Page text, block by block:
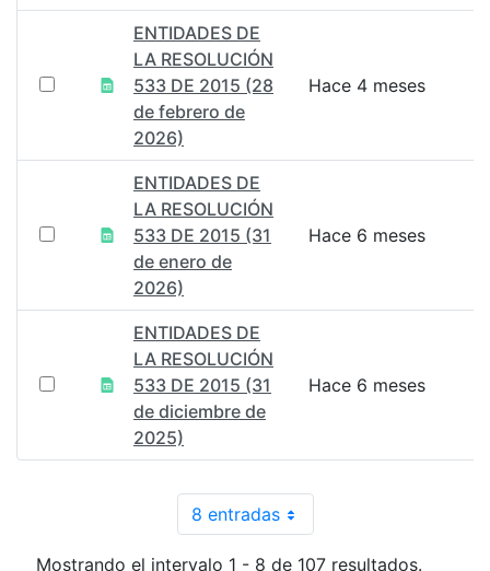
ENTIDADES DE
LA RESOLUCIÓN
533 DE 2015 (28
de febrero de
2026)
Hace 4 meses
ENTIDADES DE
LA RESOLUCIÓN
533 DE 2015 (31
de enero de
2026)
Hace 6 meses
ENTIDADES DE
LA RESOLUCIÓN
533 DE 2015 (31
de diciembre de
2025)
Hace 6 meses
8 entradasPor página
Mostrando el intervalo 1 - 8 de 107 resultados.